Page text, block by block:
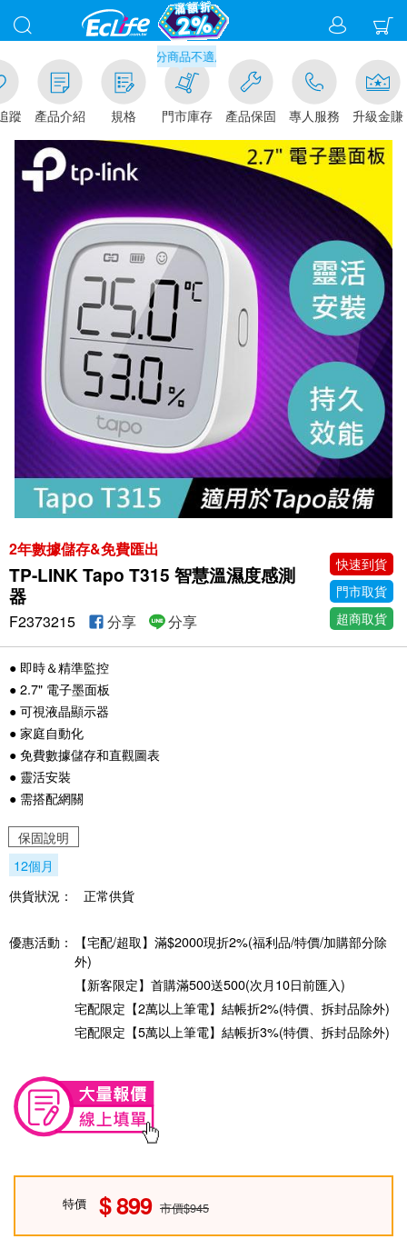
蹤 產品介紹 規格
千元門市取貨現折1%(部分商品不適用)-請點我看
門市庫存 產品保固 專人服務 升級金賺
2年數據儲存&免費匯出
TP-LINK Tapo T315 智慧溫濕度感測
器
快速到貨
門市取貨
超商取貨
F2373215 分享 分享
● 即時＆精準監控
● 2.7" 電子墨面板
● 可視液晶顯示器
● 家庭自動化
● 免費數據儲存和直觀圖表
● 靈活安裝
● 需搭配網關
保固說明
12個月
供貨狀況：
正常供貨
優惠活動：
【宅配/超取】滿$2000現折2%(福利品/特價/加購部分除
外)
【新客限定】首購滿500送500(次月10日前匯入)
宅配限定【2萬以上筆電】結帳折2%(特價、拆封品除外)
宅配限定【5萬以上筆電】結帳折3%(特價、拆封品除外)
特價 899 市價$945